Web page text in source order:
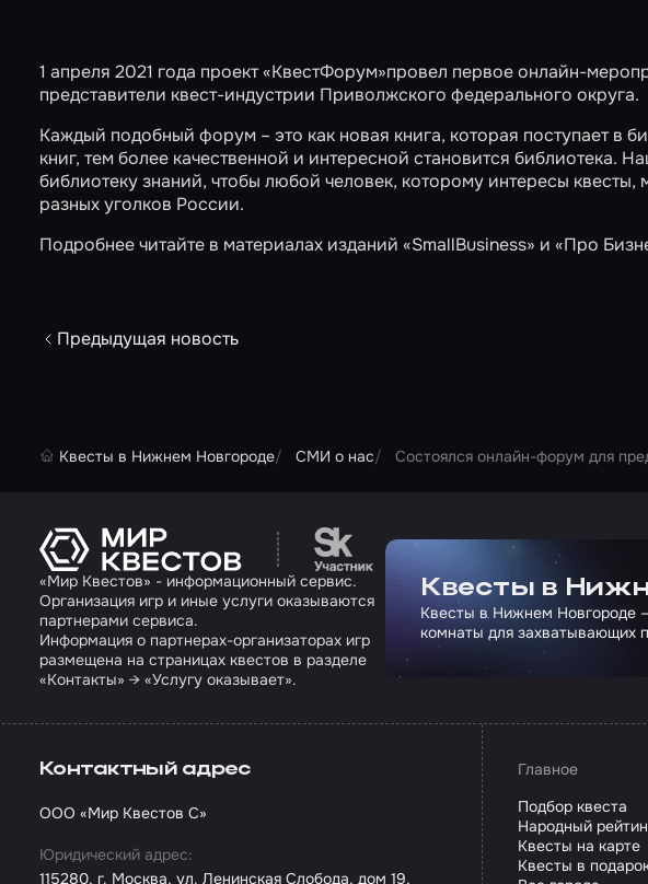
1 апреля 2021 года проект «КвестФорум»провел первое онлайн-
представители квест-индустрии Приволжского федерального округа.
Каждый подобный форум – это как новая книга, которая поступает в
книг, тем более качественной и интересной становится библиотека.
библиотеку знаний, чтобы любой человек, которому интересы
разных уголков России.
Подробнее читайте в материалах изданий «SmallBusiness» и «Про
Предыдущая новость
Квесты в Нижнем Новгороде СМИ о нас Состоялся онлайн-форум для
Перейти на сайт партнера Сколково
«Мир Квестов» - информационный сервис.
Организация игр и иные услуги оказываются
партнерами сервиса.
Информация о партнерах-организаторах игр
размещена на страницах квестов в разделе
«Контакты» → «Услугу оказывает».
Квесты в
Квесты в Нижнем Новгороде
комнаты для захватывающих
Контактный адрес
ООО «Мир Квестов С»
Юридический адрес:
115280, г. Москва, ул. Ленинская Слобода, дом 19,
Главное
Подбор квеста
Народный
Квесты на карте
Квесты в